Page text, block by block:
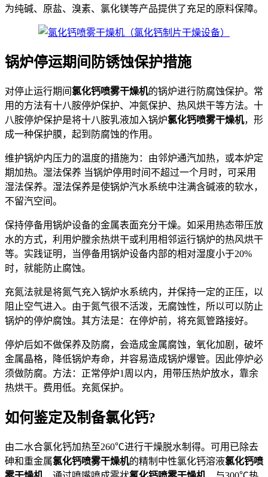
为纯碱、原盐、溴素、氯化镁等产品提供了充足的原料保障。
锅炉停运期间防锈蚀保护措施
对停止运行期间氯化钙喷雾干燥机的锅炉进行防腐蚀保护。常
用的方法有十八胺停炉保护、冲氮保护、热风烘干等方法。十
八胺停炉保护是将十八胺乳液加入锅炉氯化钙喷雾干燥机，形
成一种保护膜，起到防腐蚀的作用。
维护锅炉内压力的温度的措施为：由邻炉通汽加热，或本炉定
期加热。湿法保养 当锅炉停用时间不超过一个月时，可采用
湿法保养。湿法保养是使锅炉汽水系统中注满含碱液的软水，
不留汽空间。
保持停备用锅炉设备的金属表面充分干燥。如采用热态带压放
水的方式，利用炉膛余热烘干或利用相邻运行锅炉的热风烘干
等。实践证明，当停备用锅炉设备内部的相对湿度小于20%
时，就能防止腐蚀。
充氮法就是将氮气充入锅炉水系统内，并保持一定的正压，以
阻止空气进入。由于氮气很不活泼，无腐蚀性，所以可以防止
锅炉的停炉腐蚀。其方法是：在停炉前，将充氮管路接好。
停炉后如不做保养及防腐，会造成金属腐蚀，氧化加剧，破坏
金属晶格，降低锅炉寿命，并容易造成锅炉爆管。因此停炉必
须做防腐。方法：正常停炉1周以内，用带压热炉放水，靠余
热烘干。费用低。充氮保护。
如何鉴定及制备氯化钙?
由二水合氯化钙加热至260℃进行干燥脱水制得。可用已除去
砷和重金属氯化钙喷雾干燥机的精制中性氯化钙溶液氯化钙喷